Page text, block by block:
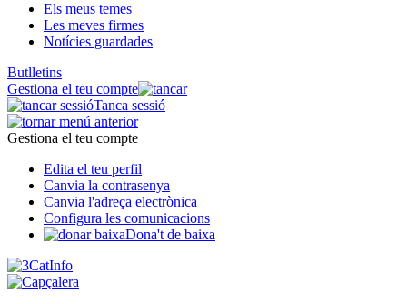
Els meus temes
Les meves firmes
Notícies guardades
Butlletins
Gestiona el teu compte
Tanca sessió
Gestiona el teu compte
Edita el teu perfil
Canvia la contrasenya
Canvia l'adreça electrònica
Configura les comunicacions
Dona't de baixa